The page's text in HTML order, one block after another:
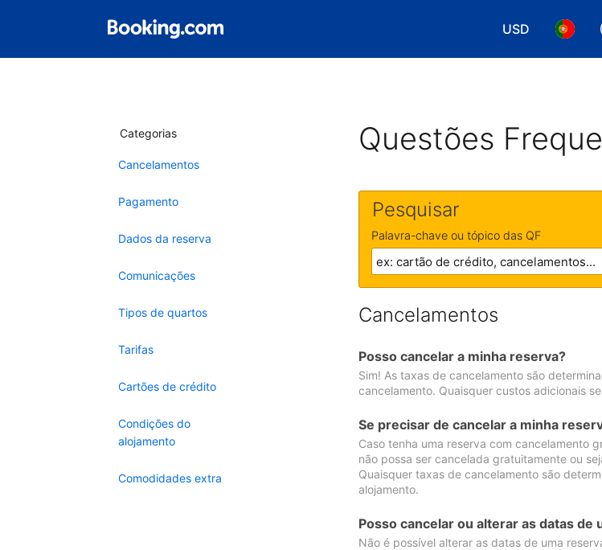
USD
Escolha a sua
Categorias
Cancelamentos
Pagamento
Dados da reserva
Comunicações
Tipos de quartos
Tarifas
Cartões de crédito
Condições do
alojamento
Comodidades extra
Questões
Pesquisar
Palavra-chave ou tópico das QF
Cancelamentos
Posso cancelar a minha reserva?
Sim! As taxas de cancelamento são
cancelamento. Quaisquer custos adicionais
Se precisar de cancelar a minha
Caso tenha uma reserva com cancelamento
não possa ser cancelada gratuitamente ou
Quaisquer taxas de cancelamento são
alojamento.
Posso cancelar ou alterar as datas
Não é possível alterar as datas de uma